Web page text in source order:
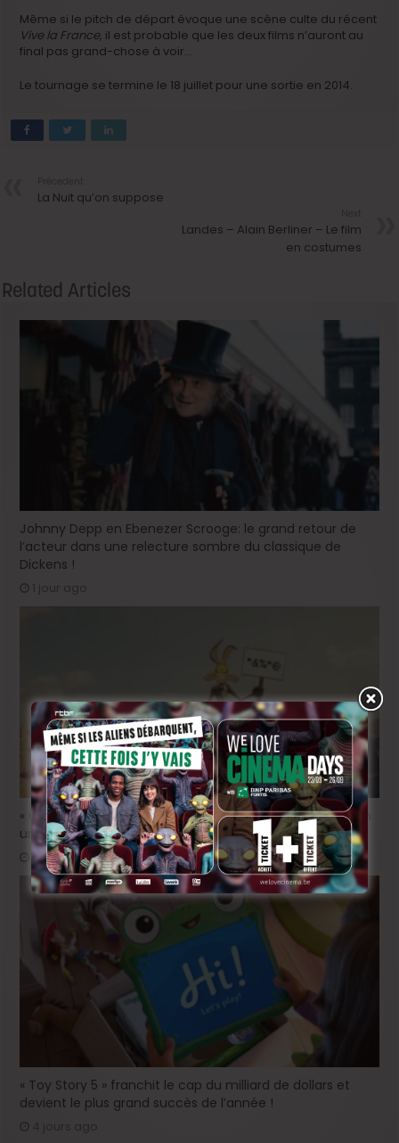
Même si le pitch de départ évoque une scène culte du récent
Vive la France, il est probable que les deux films n’auront au
final pas grand-chose à voir…
Le tournage se termine le 18 juillet pour une sortie en 2014.
La Nuit qu’on suppose
Landes – Alain Berliner – Le film
en costumes
Related Articles
Johnny Depp en Ebenezer Scrooge: le grand retour de
l’acteur dans une relecture sombre du classique de
Dickens !
1 jour ago
« Coyote vs. Acme », le film maudit de Hollywood a enfin
une date de sortie !
3 jours ago
« Toy Story 5 » franchit le cap du milliard de dollars et
devient le plus grand succès de l’année !